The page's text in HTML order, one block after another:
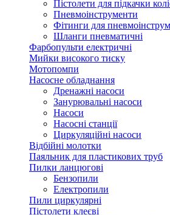
Пістолети для підкачки
Пневмоінструменти
Фітинги для
Шланги пневматичні
Фарбопульти електричні
Мийки високого тиску
Мотопомпи
Насосне обладнання
Дренажні насоси
Занурювальні насоси
Насоси
Насосні станції
Циркуляційні насоси
Відбійні молотки
Паяльник для пластикових труб
Пилки ланцюгові
Бензопили
Електропили
Пили циркулярні
Пістолети клеєві